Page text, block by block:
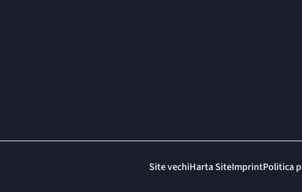
Site vechiHarta SiteImprintPolitica